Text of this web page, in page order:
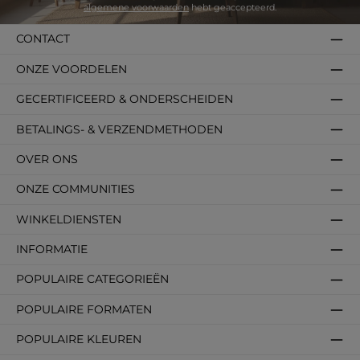
algemene voorwaardenhebt geaccepteerd.
CONTACT
WINKELDIENSTEN
INFORMATIE
POPULAIRE CATEGORIEËN
POPULAIRE FORMATEN
POPULAIRE KLEUREN
BETALINGS- & VERZENDMETHODEN
OVER ONS
GECERTIFICEERD & ONDERSCHEIDEN
ONZE VOORDELEN
ONZE COMMUNITIES